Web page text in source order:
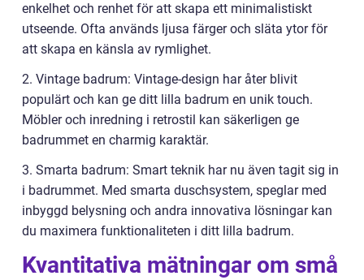
enkelhet och renhet för att skapa ett minimalistiskt
utseende. Ofta används ljusa färger och släta ytor för
att skapa en känsla av rymlighet.
2. Vintage badrum: Vintage-design har åter blivit
populärt och kan ge ditt lilla badrum en unik touch.
Möbler och inredning i retrostil kan säkerligen ge
badrummet en charmig karaktär.
3. Smarta badrum: Smart teknik har nu även tagit sig in
i badrummet. Med smarta duschsystem, speglar med
inbyggd belysning och andra innovativa lösningar kan
du maximera funktionaliteten i ditt lilla badrum.
Kvantitativa mätningar om små